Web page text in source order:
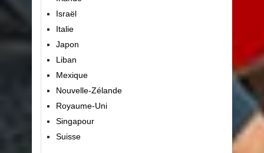
Israël
Italie
Japon
Liban
Mexique
Nouvelle-Zélande
Royaume-Uni
Singapour
Suisse